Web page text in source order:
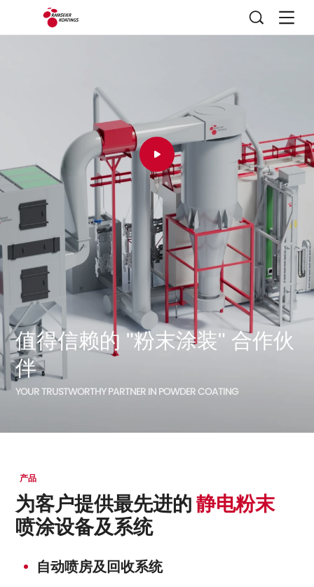
值得信赖的 "粉末涂装" 合作伙
伴
YOUR TRUSTWORTHY PARTNER IN POWDER COATING
产品
为客户提供最先进的 静电粉末
喷涂设备及系统
自动喷房及回收系统